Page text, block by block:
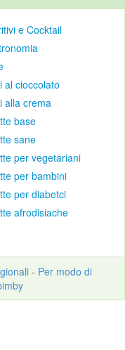
e Cocktail
al cioccolato
alla crema
base
sane
per vegetariani
per bambini
per diabetci
afrodisiache
- Per modo di